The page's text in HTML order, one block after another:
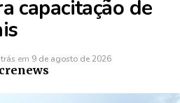
capacitação de
em 9 de agosto de 2026